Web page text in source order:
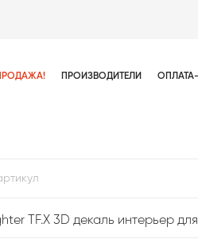
ПРОИЗВОДИТЕЛИ
TF.X 3D декаль интерьер